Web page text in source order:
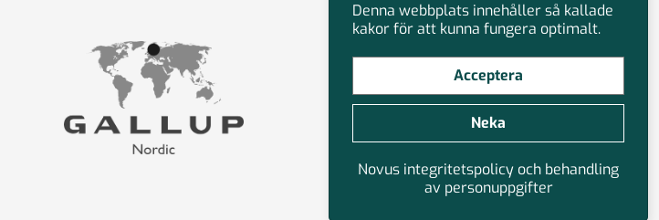
Denna webbplats innehåller så kallade
kakor för att kunna fungera optimalt.
Acceptera
Neka
Novus integritetspolicy och behandling
av personuppgifter